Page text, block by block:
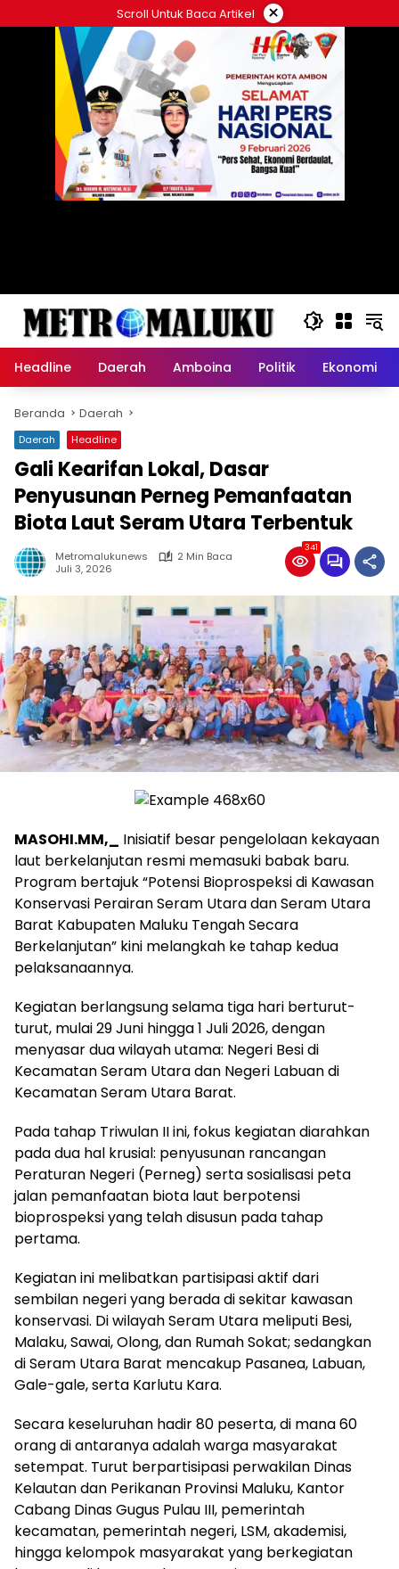
ke
Scroll Untuk Baca Artikel ×
Headline Daerah Amboina Politik Ekonomi
Beranda Daerah
Daerah Headline
Gali Kearifan Lokal, Dasar
Penyusunan Perneg Pemanfaatan
Biota Laut Seram Utara Terbentuk
Metromalukunews
2 Min Baca
Juli 3, 2026
341
MASOHI.MM,_ Inisiatif besar pengelolaan kekayaan
laut berkelanjutan resmi memasuki babak baru.
Program bertajuk “Potensi Bioprospeksi di Kawasan
Konservasi Perairan Seram Utara dan Seram Utara
Barat Kabupaten Maluku Tengah Secara
Berkelanjutan” kini melangkah ke tahap kedua
pelaksanaannya.
Kegiatan berlangsung selama tiga hari berturut-
turut, mulai 29 Juni hingga 1 Juli 2026, dengan
menyasar dua wilayah utama: Negeri Besi di
Kecamatan Seram Utara dan Negeri Labuan di
Kecamatan Seram Utara Barat.
Pada tahap Triwulan II ini, fokus kegiatan diarahkan
pada dua hal krusial: penyusunan rancangan
Peraturan Negeri (Perneg) serta sosialisasi peta
jalan pemanfaatan biota laut berpotensi
bioprospeksi yang telah disusun pada tahap
pertama.
Kegiatan ini melibatkan partisipasi aktif dari
sembilan negeri yang berada di sekitar kawasan
konservasi. Di wilayah Seram Utara meliputi Besi,
Malaku, Sawai, Olong, dan Rumah Sokat; sedangkan
di Seram Utara Barat mencakup Pasanea, Labuan,
Gale-gale, serta Karlutu Kara.
Secara keseluruhan hadir 80 peserta, di mana 60
orang di antaranya adalah warga masyarakat
setempat. Turut berpartisipasi perwakilan Dinas
Kelautan dan Perikanan Provinsi Maluku, Kantor
Cabang Dinas Gugus Pulau III, pemerintah
kecamatan, pemerintah negeri, LSM, akademisi,
hingga kelompok masyarakat yang berkegiatan